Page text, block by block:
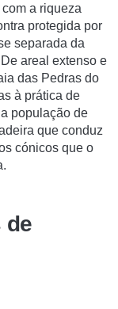
a riqueza
protegida por
separada da
areal extenso e
das Pedras do
à prática de
população de
que conduz
cónicos que o
de